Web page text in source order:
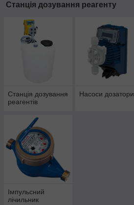
Станція дозування реагенту
Станція дозування
реагентів
Насоси дозатори
Імпульсний
лічильник